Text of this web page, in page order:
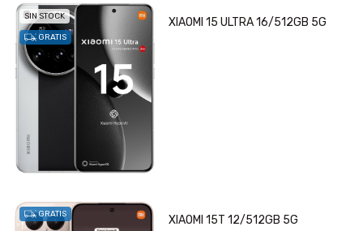
SIN STOCK
GRATIS
XIAOMI 15 ULTRA 16/512GB 5G
GRATIS XIAOMI 15T 12/512GB 5G